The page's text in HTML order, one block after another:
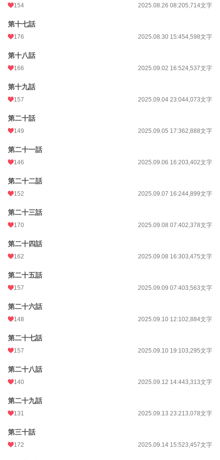
154 2025.08.26 08:205,714文字
第十七話
176 2025.08.30 15:454,598文字
第十八話
166 2025.09.02 16:524,537文字
第十九話
157 2025.09.04 23:044,073文字
第二十話
149 2025.09.05 17:362,888文字
第二十一話
146 2025.09.06 16:203,402文字
第二十二話
152 2025.09.07 16:244,899文字
第二十三話
170 2025.09.08 07:402,378文字
第二十四話
162 2025.09.08 16:303,475文字
第二十五話
157 2025.09.09 07:403,563文字
第二十六話
148 2025.09.10 12:102,884文字
第二十七話
157 2025.09.10 19:103,295文字
第二十八話
140 2025.09.12 14:443,313文字
第二十九話
131 2025.09.13 23:213,078文字
第三十話
172 2025.09.14 15:523,457文字